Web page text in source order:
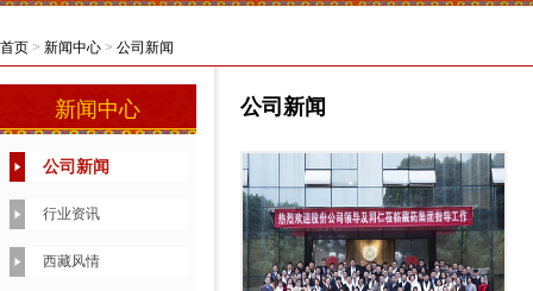
首页 > 新闻中心 > 公司新闻
新闻中心
公司新闻
行业资讯
西藏风情
公司新闻